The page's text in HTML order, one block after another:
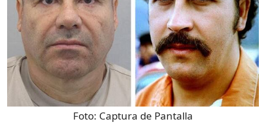
Foto: Captura de Pantalla